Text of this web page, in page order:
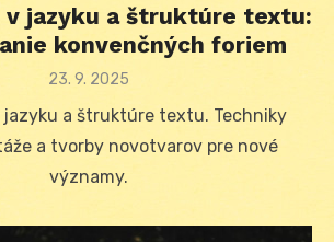
v jazyku a štruktúre textu:
konvenčných foriem
Posted
23. 9. 2025
jazyku a štruktúre textu. Techniky
a tvorby novotvarov pre nové
významy.